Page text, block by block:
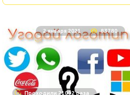
Проходили 8033 раза
2 января 2021 83780
Проходили 21092 раза